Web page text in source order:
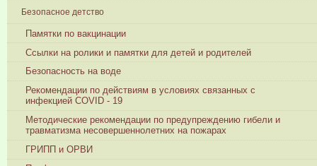
Безопасное детство
Памятки по вакцинации
Ссылки на ролики и памятки для детей и родителей
Безопасность на воде
Рекомендации по действиям в условиях связанных с
инфекцией COVID - 19
Методические рекомендации по предупреждению гибели и
травматизма несовершеннолетних на пожарах
ГРИПП и ОРВИ